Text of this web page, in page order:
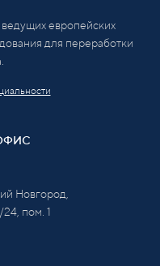
европейских
для переработки
Новгород,
пом. 1